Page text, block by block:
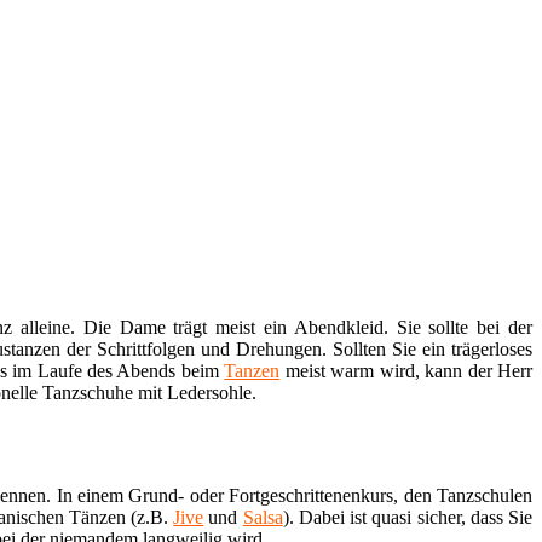
alleine. Die Dame trägt meist ein Abendkleid. Sie sollte bei der
der Schrittfolgen und Drehungen. Sollten Sie ein trägerloses
im Laufe des Abends beimTanzen meist warm wird, kann der Herr
Tanzschuhe mit Ledersohle.
In einem Grund- oder Fortgeschrittenenkurs, den Tanzschulen
Tänzen (z.B.Jive und Salsa). Dabei ist quasi sicher, dass Sie